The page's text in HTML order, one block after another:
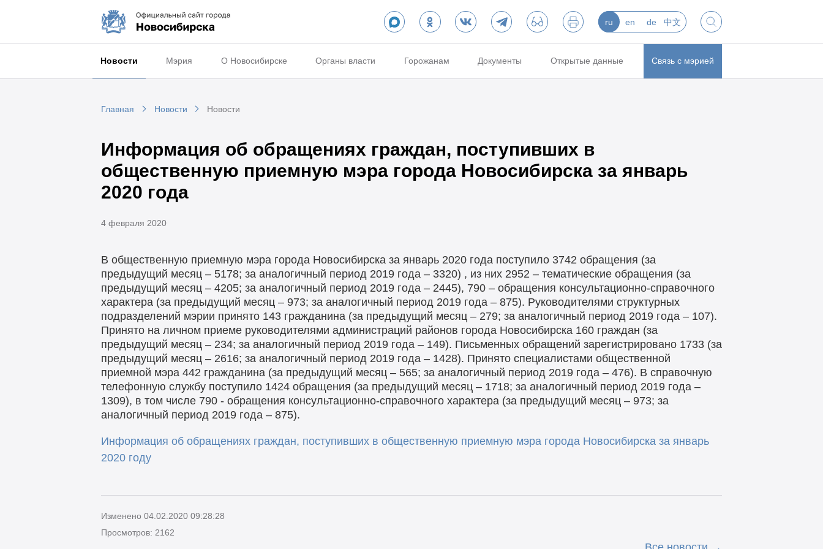
ru en de 中文
Новости Мэрия О Новосибирске Органы власти Горожанам Документы Открытые данные Связь с мэрией
Главная Новости Новости
Информация об обращениях граждан, поступивших в
общественную приемную мэра города Новосибирска за январь
2020 года
4 февраля 2020
В общественную приемную мэра города Новосибирска за январь 2020 года поступило 3742 обращения (за
предыдущий месяц – 5178; за аналогичный период 2019 года – 3320) , из них 2952 – тематические обращения (за
предыдущий месяц – 4205; за аналогичный период 2019 года – 2445), 790 – обращения консультационно-справочного
характера (за предыдущий месяц – 973; за аналогичный период 2019 года – 875). Руководителями структурных
подразделений мэрии принято 143 гражданина (за предыдущий месяц – 279; за аналогичный период 2019 года – 107).
Принято на личном приеме руководителями администраций районов города Новосибирска 160 граждан (за
предыдущий месяц – 234; за аналогичный период 2019 года – 149). Письменных обращений зарегистрировано 1733 (за
предыдущий месяц – 2616; за аналогичный период 2019 года – 1428). Принято специалистами общественной
приемной мэра 442 гражданина (за предыдущий месяц – 565; за аналогичный период 2019 года – 476). В справочную
телефонную службу поступило 1424 обращения (за предыдущий месяц – 1718; за аналогичный период 2019 года –
1309), в том числе 790 - обращения консультационно-справочного характера (за предыдущий месяц – 973; за
аналогичный период 2019 года – 875).
Информация об обращениях граждан, поступивших в общественную приемную мэра города Новосибирска за январь
2020 году
Изменено 04.02.2020 09:28:28
Просмотров: 2162